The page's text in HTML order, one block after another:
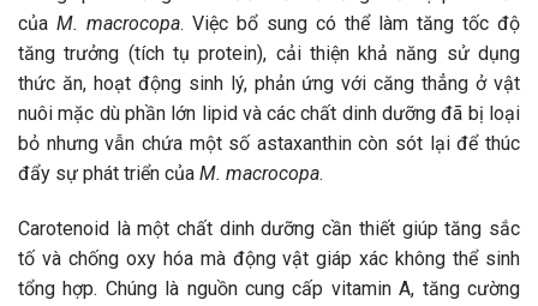
của M. macrocopa. Việc bổ sung có thể làm tăng tốc độ
tăng trưởng (tích tụ protein), cải thiện khả năng sử dụng
thức ăn, hoạt động sinh lý, phản ứng với căng thẳng ở vật
nuôi mặc dù phần lớn lipid và các chất dinh dưỡng đã bị loại
bỏ nhưng vẫn chứa một số astaxanthin còn sót lại để thúc
đẩy sự phát triển của M. macrocopa.
Carotenoid là một chất dinh dưỡng cần thiết giúp tăng sắc
tố và chống oxy hóa mà động vật giáp xác không thể sinh
tổng hợp. Chúng là nguồn cung cấp vitamin A, tăng cường